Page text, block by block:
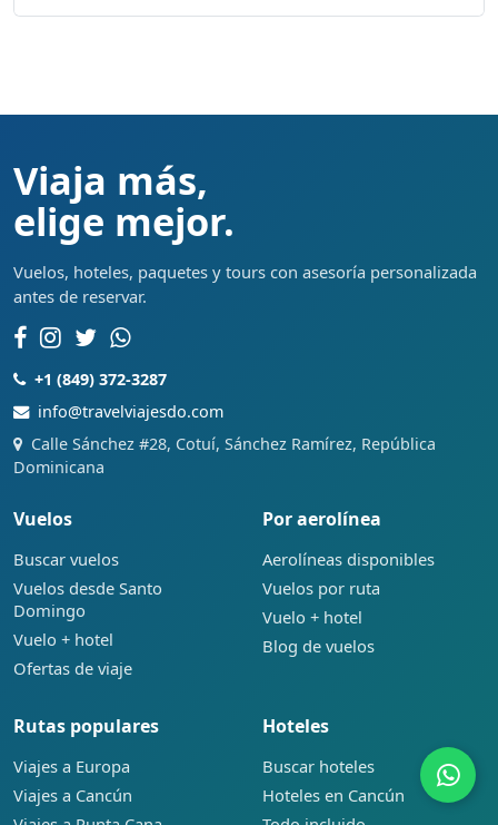
Viaja más,
elige mejor.
Vuelos, hoteles, paquetes y tours con asesoría personalizada
antes de reservar.
+1 (849) 372-3287
info@travelviajesdo.com
Calle Sánchez #28, Cotuí, Sánchez Ramírez, República
Dominicana
Vuelos
Buscar vuelos
Vuelos desde Santo
Domingo
Vuelo + hotel
Ofertas de viaje
Por aerolínea
Aerolíneas disponibles
Vuelos por ruta
Vuelo + hotel
Blog de vuelos
Rutas populares
Viajes a Europa
Viajes a Cancún
Hoteles
Buscar hoteles
Hoteles en Cancún